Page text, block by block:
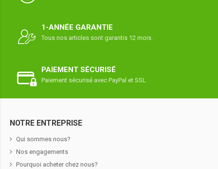
1-ANNÉE GARANTIE
Tous nos articles sont garantis 12 mois.
PAIEMENT SÉCURISÉ
Paiement sécurisé avec PayPal et SSL
NOTRE ENTREPRISE
Qui sommes nous?
Nos engagements
Pourquoi acheter chez nous?